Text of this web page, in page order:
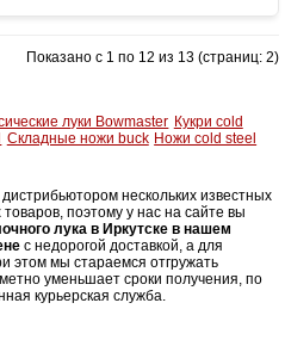
Показано с 1 по 12 из 13 (страниц: 2)
луки Bowmaster Кукри cold
Складные ножи buck Ножи cold steel
нескольких известных
поэтому у нас на сайте вы
лука в Иркутске в нашем
с недорогой доставкой, а для
этом мы стараемся отгружать
уменьшает сроки получения, по
курьерская служба.